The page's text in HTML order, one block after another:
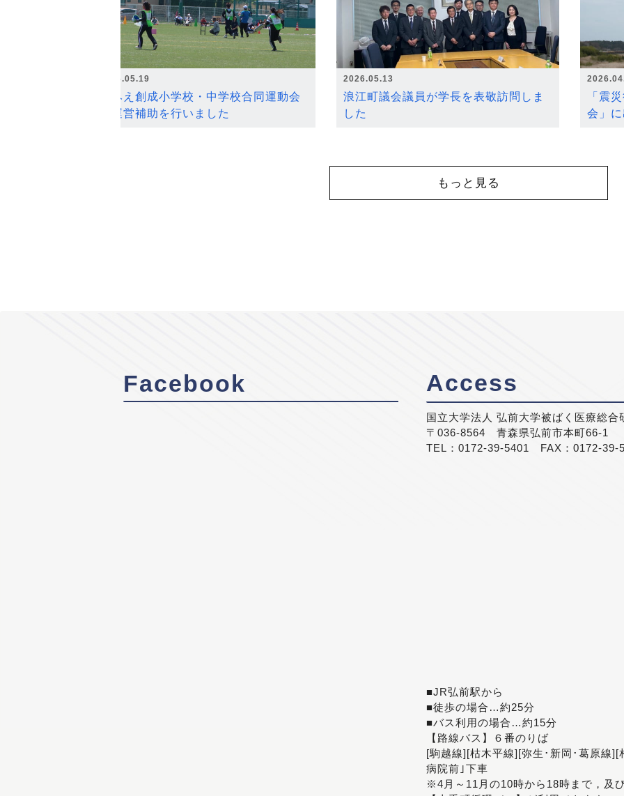
2026.05.19
なみえ創成小学校・中学校合同運動会
の運営補助を行いました
2026.05.13
浪江町議会議員が学長を表敬訪問しま
した
「震
会」
もっと見る
Facebook Access
国立大学法人 弘前大学被ばく医療総合
〒036-8564 青森県弘前市本町66-1
TEL：0172-39-5401 FAX：0172-39-
■JR弘前駅から
■徒歩の場合…約25分
■バス利用の場合…約15分
【路線バス】６番のりば
[駒越線][枯木平線][弥生･新岡･葛原線
病院前｣下車
※4月～11月の10時から18時まで，及